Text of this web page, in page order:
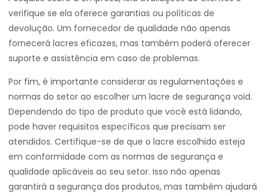
verifique se ela oferece garantias ou políticas de
devolução. Um fornecedor de qualidade não apenas
fornecerá lacres eficazes, mas também poderá oferecer
suporte e assistência em caso de problemas.
Por fim, é importante considerar as regulamentações e
normas do setor ao escolher um lacre de segurança void.
Dependendo do tipo de produto que você está lidando,
pode haver requisitos específicos que precisam ser
atendidos. Certifique-se de que o lacre escolhido esteja
em conformidade com as normas de segurança e
qualidade aplicáveis ao seu setor. Isso não apenas
garantirá a segurança dos produtos, mas também ajudará